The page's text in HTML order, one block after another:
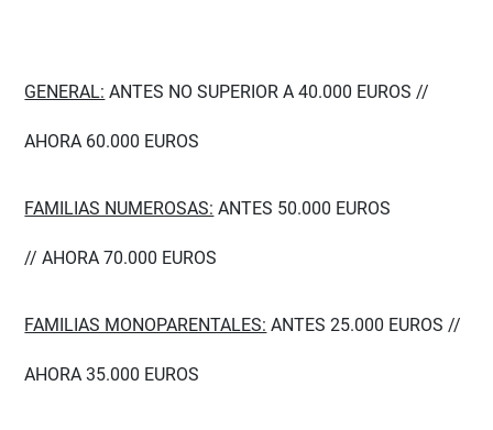
GENERAL: ANTES NO SUPERIOR A 40.000 EUROS //
AHORA 60.000 EUROS
FAMILIAS NUMEROSAS: ANTES 50.000 EUROS
// AHORA 70.000 EUROS
FAMILIAS MONOPARENTALES: ANTES 25.000 EUROS //
AHORA 35.000 EUROS